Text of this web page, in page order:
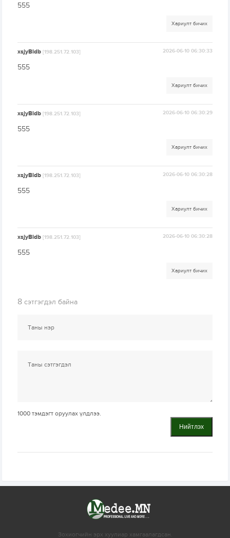
555
Хариулт бичих
xsjyBldb[198.251.72.103] 2026-06-10 06:30:33
555
Хариулт бичих
xsjyBldb[198.251.72.103] 2026-06-10 06:30:29
555
Хариулт бичих
xsjyBldb[198.251.72.103] 2026-06-10 06:30:28
555
Хариулт бичих
xsjyBldb[198.251.72.103] 2026-06-10 06:30:28
555
Хариулт бичих
8 сэтгэгдэл байна
1000 тэмдэгт оруулах үлдлээ.
Нийтлэх
Зохиогчийн эрх хуулиар хамгаалагдсан.